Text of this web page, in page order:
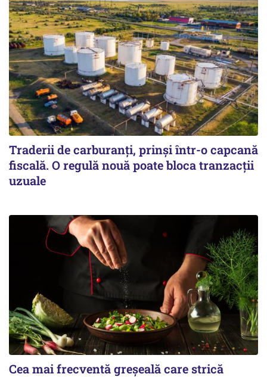
Traderii de carburanți, prinși într-o capcană
fiscală. O regulă nouă poate bloca tranzacții
uzuale
Cea mai frecventă greșeală care strică